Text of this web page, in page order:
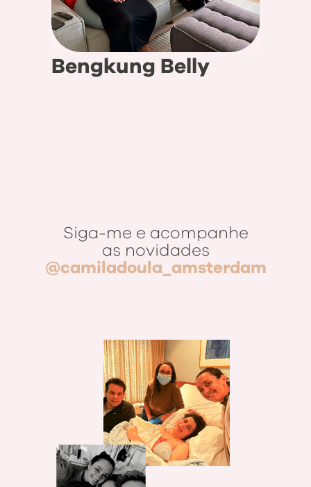
Bengkung Belly
Siga-me e acompanhe
as novidades
@camiladoula_amsterdam